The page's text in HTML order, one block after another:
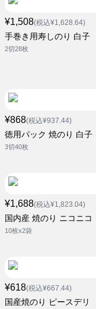
¥1,508(税込¥1,628.64)
手巻き用寿しのり 白子
2切28枚
¥868(税込¥937.44)
徳用パック 焼のり 白子
3切40枚
¥1,688(税込¥1,823.04)
国内産 焼のり ニコニコ
10枚x2袋
¥618(税込¥667.44)
国産焼のり ピースデリ